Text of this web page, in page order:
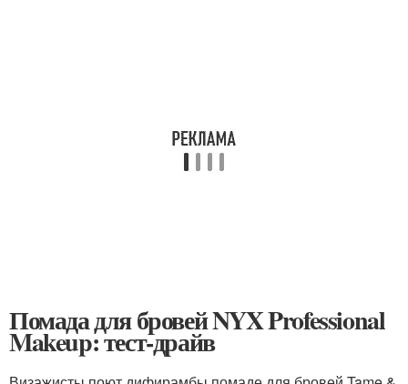
Помада для бровей NYX Professional
Makeup: тест-драйв